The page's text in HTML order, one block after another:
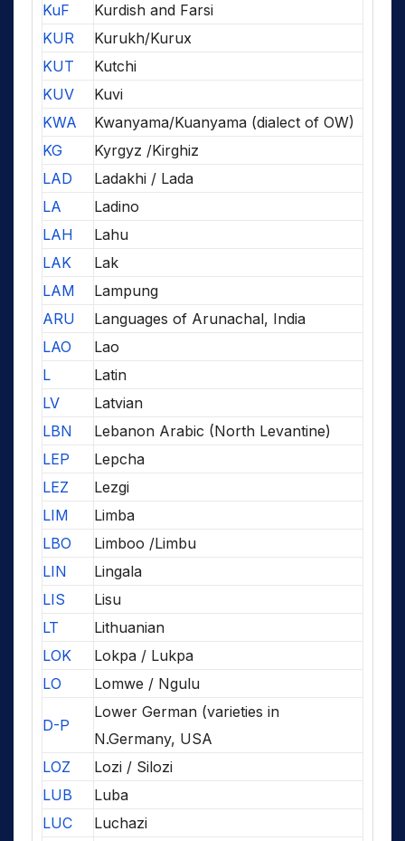
KuF
Kurdish and Farsi
KUR
Kurukh/Kurux
KUT
Kutchi
KUV
Kuvi
KWA
Kwanyama/Kuanyama (dialect of OW)
KG
Kyrgyz /Kirghiz
LAD
Ladakhi / Lada
LA
Ladino
LAH
Lahu
LAK
Lak
LAM
Lampung
ARU
Languages of Arunachal, India
LAO
Lao
L
Latin
LV
Latvian
LBN
Lebanon Arabic (North Levantine)
LEP
Lepcha
LEZ
Lezgi
LIM
Limba
LBO
Limboo /Limbu
LIN
Lingala
LIS
Lisu
LT
Lithuanian
LOK
Lokpa / Lukpa
LO
Lomwe / Ngulu
D-P
Lower German (varieties in
N.Germany, USA
LOZ
Lozi / Silozi
LUB
Luba
LUC
Luchazi